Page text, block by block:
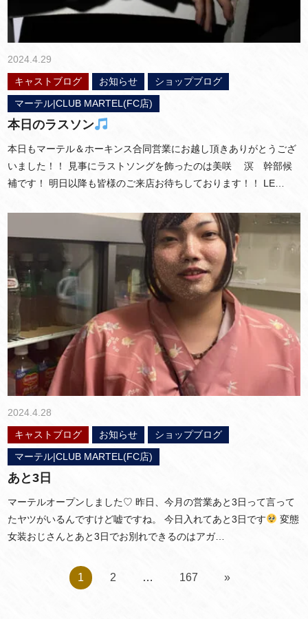
2024.4.29
キャストブログ
お知らせ
ショップブログ
マーテル|CLUB MARTEL(FC店)
本日のラスソン
本日もマーテル＆ホーキンス合同営業にお越し頂きありがとうござ
いました！！ 見事にラストソングを飾ったのは美咲 溟 幹部候
補です！ 明日以降も皆様のご来店お待ちしております！！ LE…
2024.4.28
キャストブログ
お知らせ
ショップブログ
マーテル|CLUB MARTEL(FC店)
あと3日
マーテルオープンしました♡ 昨日、今月の営業あと3日って言って
たヤツがいるんですけど嘘ですね。 今日入れてあと3日です
変態
女装おじさんとあと3日でお別れできるのはアガ…
1 2 … 167 »